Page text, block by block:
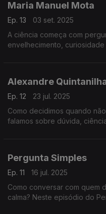
Maria Manuel Mota
Ep. 13
03 set. 2025
A ciência começa com
envelhecimento,
Alexandre
Ep. 12
23 jul. 2025
Como decidimos quando
falamos sobre dúvida,
Pergunta Simples
Ep. 11
16 jul. 2025
Como conversar com quem
calma? Neste episódio do